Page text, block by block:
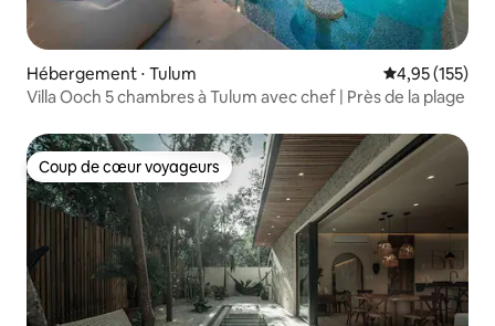
Hébergement ⋅ Tulum Évaluation
4,95 (155)
Villa Ooch 5 chambres à Tulum avec chef | Près de la plage
Coup de cœur voyageurs
Coup de cœur voyageurs